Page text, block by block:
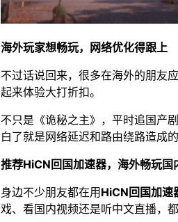
海外玩家想畅玩，网络优化得跟上
不过话说回来，很多在海外的朋友
起来体验大打折扣。
不只是《诡秘之主》，平时追国产
白了就是网络延迟和路由绕路造成
推荐HiCN回国加速器，海外畅玩国
身边不少朋友都在用 HiCN回国加速
戏、看国内视频还是听中文直播，都